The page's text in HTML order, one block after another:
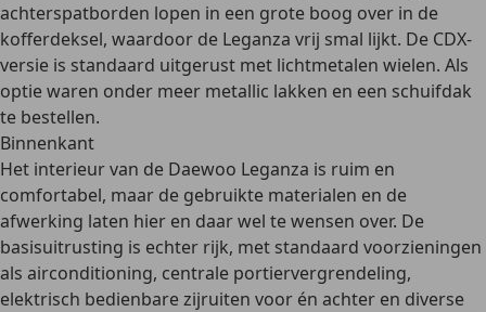
achterspatborden lopen in een grote boog over in de
kofferdeksel, waardoor de Leganza vrij smal lijkt. De CDX-
versie is standaard uitgerust met lichtmetalen wielen. Als
optie waren onder meer metallic lakken en een schuifdak
te bestellen.
Binnenkant
Het interieur van de Daewoo Leganza is ruim en
comfortabel, maar de gebruikte materialen en de
afwerking laten hier en daar wel te wensen over. De
basisuitrusting is echter rijk, met standaard voorzieningen
als airconditioning, centrale portiervergrendeling,
elektrisch bedienbare zijruiten voor én achter en diverse